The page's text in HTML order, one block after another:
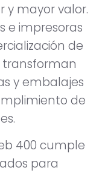
y mayor valor.
e impresoras
de
transforman
y embalajes
de
400 cumple
para